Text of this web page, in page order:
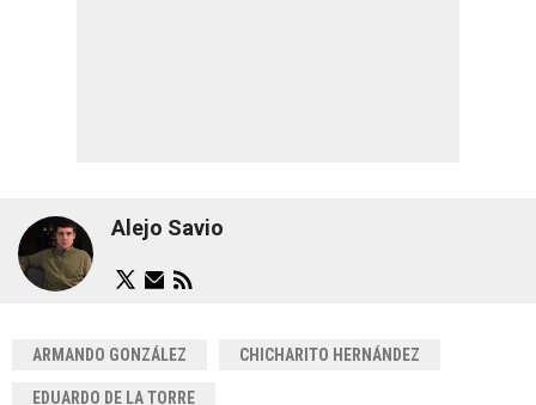
Alejo Savio
ARMANDO GONZÁLEZ CHICHARITO HERNÁNDEZ
EDUARDO DE LA TORRE